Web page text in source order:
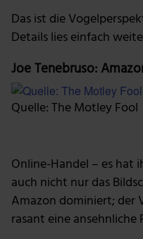
Das ist die
Details lies einfach
Joe Tenebruso:
Quelle: The Motley Fool
Online-Handel – es hat
auch nicht nur das
Amazon dominiert; der
rasant eine ansehnliche